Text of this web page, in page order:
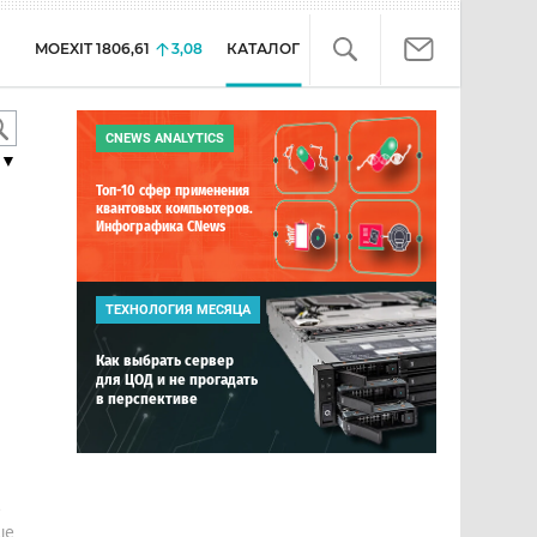
MOEXIT 1806,61 3,08 КАТАЛОГ
CNEWS ANALYTICS
Топ-10 сфер применения
квантовых компьютеров.
Инфографика CNews
ТЕХНОЛОГИЯ МЕСЯЦА
Как выбрать сервер
для ЦОД и не прогадать
в перспективе